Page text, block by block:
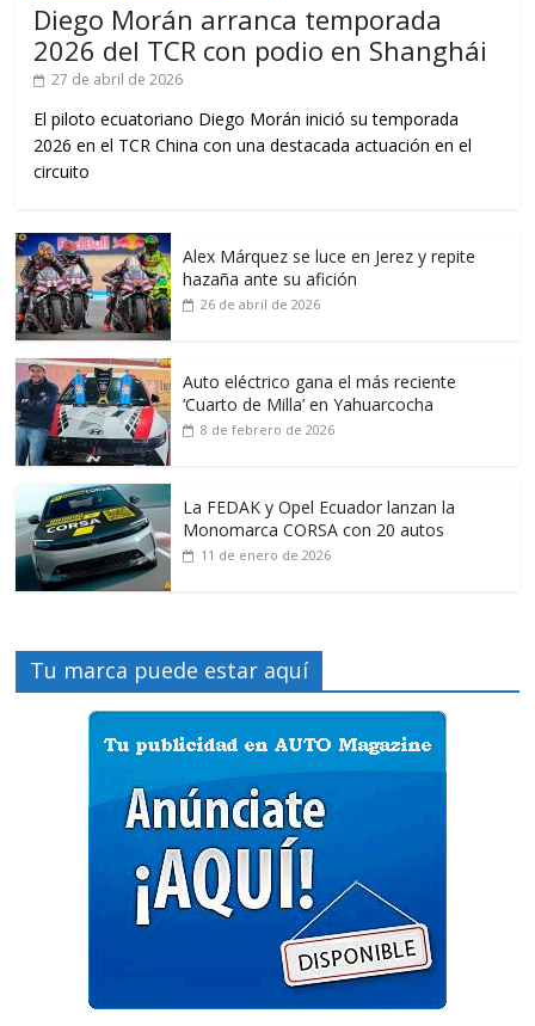
Diego Morán arranca temporada
2026 del TCR con podio en Shanghái
27 de abril de 2026
El piloto ecuatoriano Diego Morán inició su temporada
2026 en el TCR China con una destacada actuación en el
circuito
Alex Márquez se luce en Jerez y repite
hazaña ante su afición
26 de abril de 2026
Auto eléctrico gana el más reciente
‘Cuarto de Milla’ en Yahuarcocha
8 de febrero de 2026
La FEDAK y Opel Ecuador lanzan la
Monomarca CORSA con 20 autos
11 de enero de 2026
Tu marca puede estar aquí